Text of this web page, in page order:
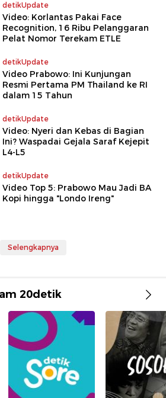
detikUpdate
Video: Korlantas Pakai Face
Recognition, 16 Ribu Pelanggaran
Pelat Nomor Terekam ETLE
detikUpdate
Video Prabowo: Ini Kunjungan
Resmi Pertama PM Thailand ke RI
dalam 15 Tahun
detikUpdate
Video: Nyeri dan Kebas di Bagian
Ini? Waspadai Gejala Saraf Kejepit
L4-L5
detikUpdate
Video Top 5: Prabowo Mau Jadi BA
Kopi hingga "Londo Ireng"
Selengkapnya
20detik